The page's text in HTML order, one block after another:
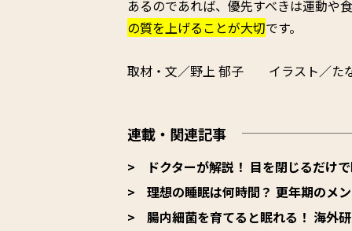
あるのであれば、優先すべきは運動や
の質を上げることが大切です。
取材・文／野上 郁子 イラスト／た
連載・関連記事
ドクターが解説！ 目を閉じるだけ
理想の睡眠は何時間？ 更年期のメ
腸内細菌を育てると眠れる！ 海外